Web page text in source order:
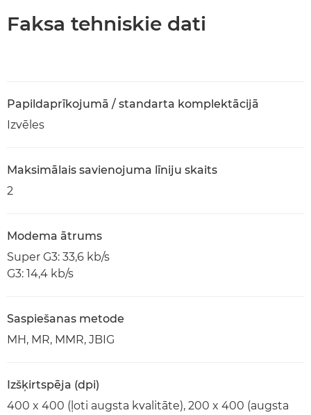
Faksa tehniskie dati
Papildaprīkojumā / standarta komplektācijā
Izvēles
Maksimālais savienojuma līniju skaits
2
Modema ātrums
Super G3: 33,6 kb/s
G3: 14,4 kb/s
Saspiešanas metode
MH, MR, MMR, JBIG
Izšķirtspēja (dpi)
400 x 400 (ļoti augsta kvalitāte), 200 x 400 (augsta